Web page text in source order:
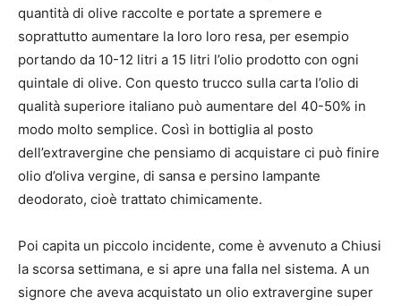
quantità di olive raccolte e portate a spremere e
soprattutto aumentare la loro loro resa, per esempio
portando da 10-12 litri a 15 litri l’olio prodotto con ogni
quintale di olive. Con questo trucco sulla carta l’olio di
qualità superiore italiano può aumentare del 40-50% in
modo molto semplice. Così in bottiglia al posto
dell’extravergine che pensiamo di acquistare ci può finire
olio d’oliva vergine, di sansa e persino lampante
deodorato, cioè trattato chimicamente.
Poi capita un piccolo incidente, come è avvenuto a Chiusi
la scorsa settimana, e si apre una falla nel sistema. A un
signore che aveva acquistato un olio extravergine super